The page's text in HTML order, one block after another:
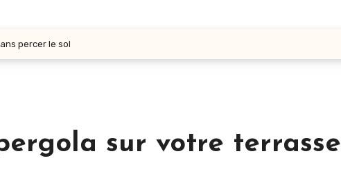
percer le sol
sur votre terrasse